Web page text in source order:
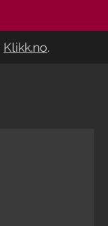
Klikk.no.